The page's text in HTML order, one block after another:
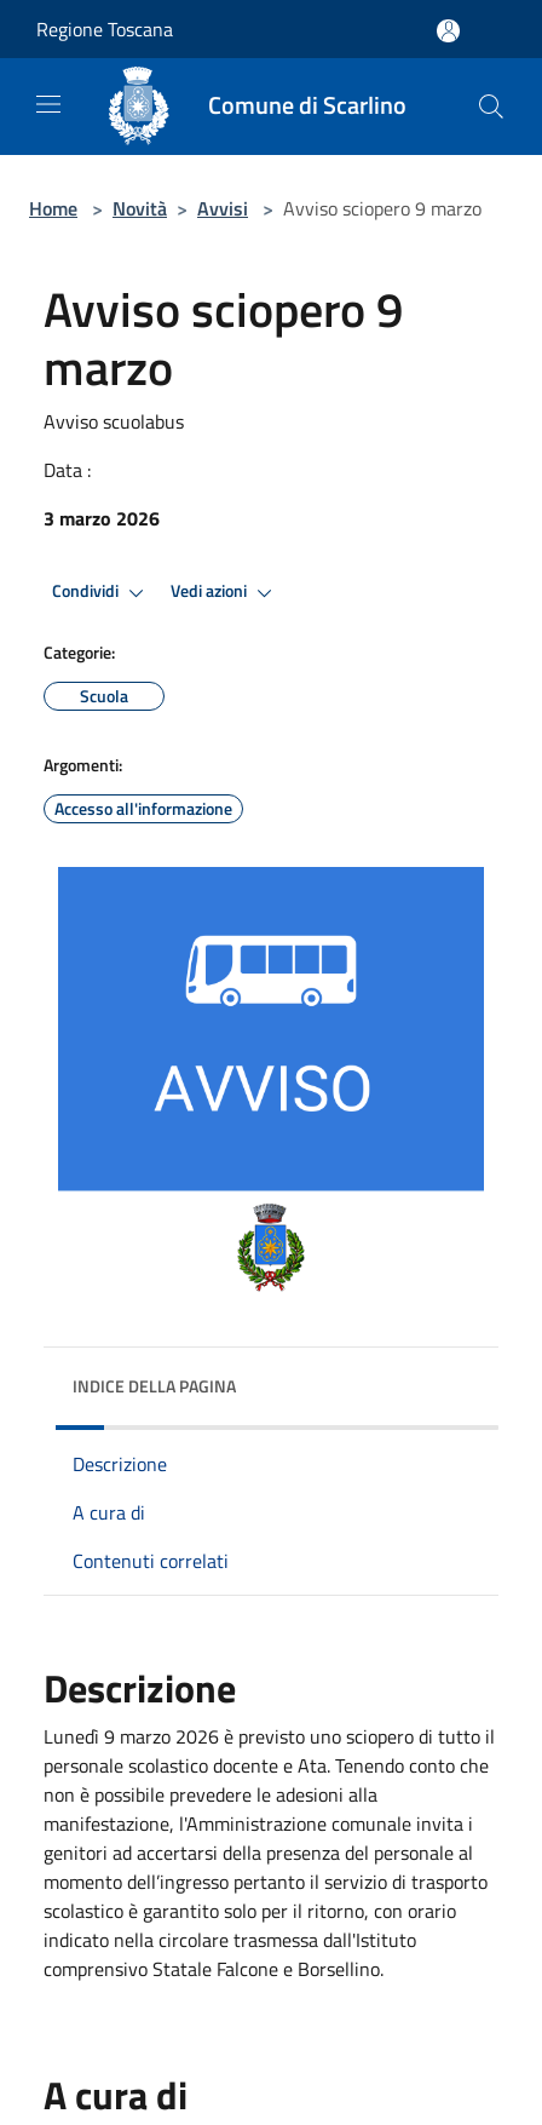
Regione Toscana
Comune di Scarlino
Home > Novità > Avvisi > Avviso sciopero 9 marzo
Avviso sciopero 9
marzo
Avviso scuolabus
Data :
3 marzo 2026
Condividi Vedi azioni
Categorie:
Scuola
Argomenti:
Accesso all'informazione
INDICE DELLA PAGINA
Descrizione
A cura di
Contenuti correlati
Descrizione
Lunedì 9 marzo 2026 è previsto uno sciopero di tutto il
personale scolastico docente e Ata. Tenendo conto che
non è possibile prevedere le adesioni alla
manifestazione, l'Amministrazione comunale invita i
genitori ad accertarsi della presenza del personale al
momento dell’ingresso pertanto il servizio di trasporto
scolastico è garantito solo per il ritorno, con orario
indicato nella circolare trasmessa dall'Istituto
comprensivo Statale Falcone e Borsellino.
A cura di